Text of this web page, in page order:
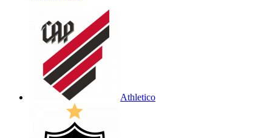
Athletico